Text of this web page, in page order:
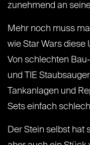
zunehmend an
Mehr noch muss
wie Star Wars diese
Von schlechten
und TIE
Tankanlagen und
Sets einfach
Der Stein selbst hat